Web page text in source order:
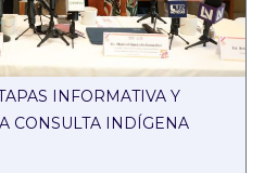
INFORMATIVA Y
CONSULTA INDÍGENA